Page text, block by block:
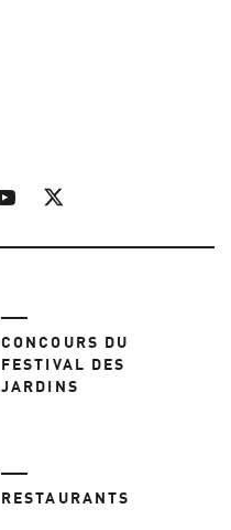
CONCOURS DU
FESTIVAL DES
JARDINS
RESTAURANTS